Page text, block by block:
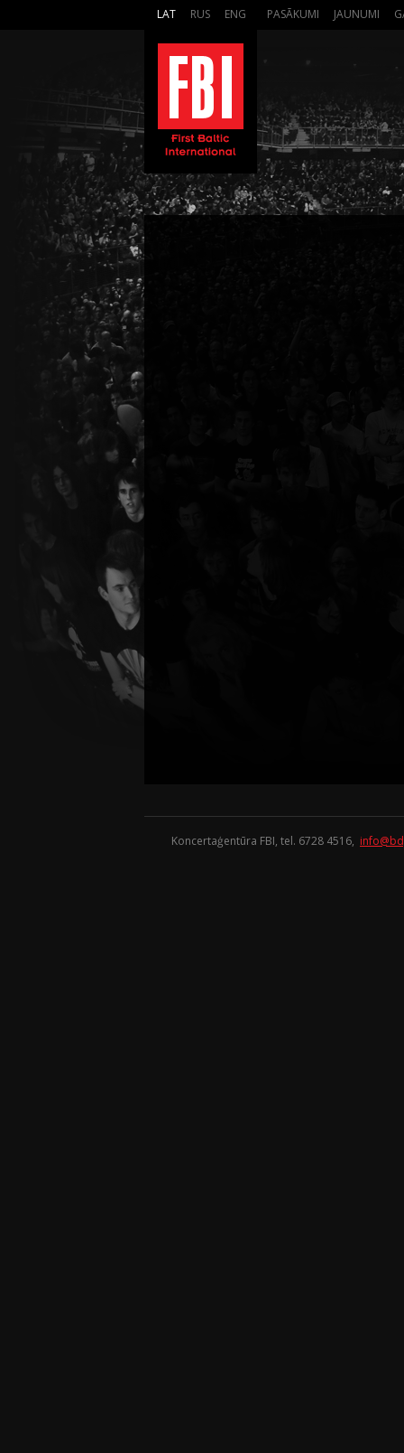
LAT RUS ENG PASĀKUMI JAUNUMI
Koncertaģentūra FBI, tel. 6728 4516,